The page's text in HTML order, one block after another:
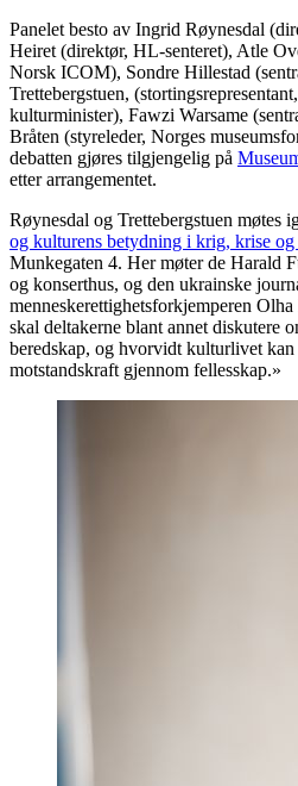
Panelet besto av Ingrid Røynesdal
Heiret (direktør, HL-senteret), Atle
Norsk ICOM), Sondre Hillestad
Trettebergstuen,
kulturminister), Fawzi Warsame
Bråten (styreleder, Norges
debatten gjøres tilgjengelig på
etter arrangementet.
Røynesdal og Trettebergstuen møtes
og kulturens betydning i krig, krise
Munkegaten 4. Her møter de Harald
og konserthus, og den ukrainske
menneskerettighetsforkjemperen
skal deltakerne blant annet diskutere
beredskap, og hvorvidt kulturlivet
motstandskraft gjennom fellesskap.»